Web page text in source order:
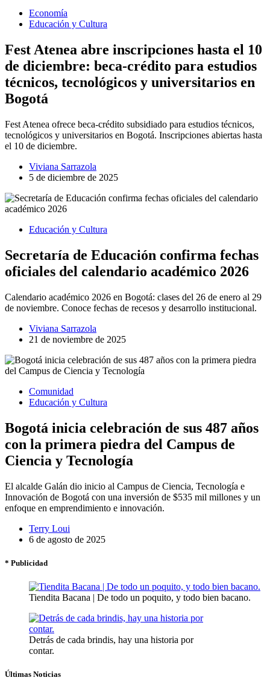
Economía
Educación y Cultura
Fest Atenea abre inscripciones hasta el 10
de diciembre: beca-crédito para estudios
técnicos, tecnológicos y universitarios en
Bogotá
Fest Atenea ofrece beca-crédito subsidiado para estudios técnicos,
tecnológicos y universitarios en Bogotá. Inscripciones abiertas hasta
el 10 de diciembre.
Viviana Sarrazola
5 de diciembre de 2025
Educación y Cultura
Secretaría de Educación confirma fechas
oficiales del calendario académico 2026
Calendario académico 2026 en Bogotá: clases del 26 de enero al 29
de noviembre. Conoce fechas de recesos y desarrollo institucional.
Viviana Sarrazola
21 de noviembre de 2025
Comunidad
Educación y Cultura
Bogotá inicia celebración de sus 487 años
con la primera piedra del Campus de
Ciencia y Tecnología
El alcalde Galán dio inicio al Campus de Ciencia, Tecnología e
Innovación de Bogotá con una inversión de $535 mil millones y un
enfoque en emprendimiento e innovación.
Terry Loui
6 de agosto de 2025
* Publicidad
Tiendita Bacana | De todo un poquito, y todo bien bacano.
Detrás de cada brindis, hay una historia por
contar.
Últimas Noticias